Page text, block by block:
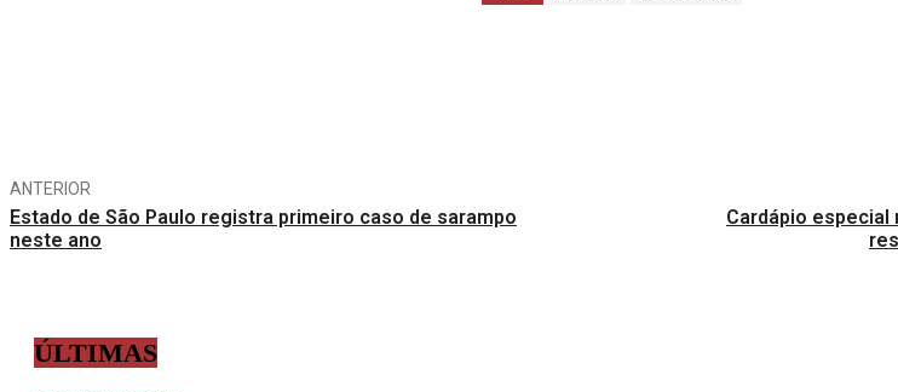
ANTERIOR
Estado de São Paulo registra primeiro caso de sarampo
neste ano
Cardápio especial
ÚLTIMAS